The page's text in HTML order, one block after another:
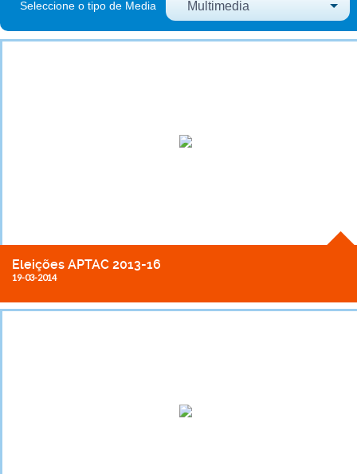
Seleccione o tipo de Media Multimedia
Eleições APTAC 2013-16
19-03-2014